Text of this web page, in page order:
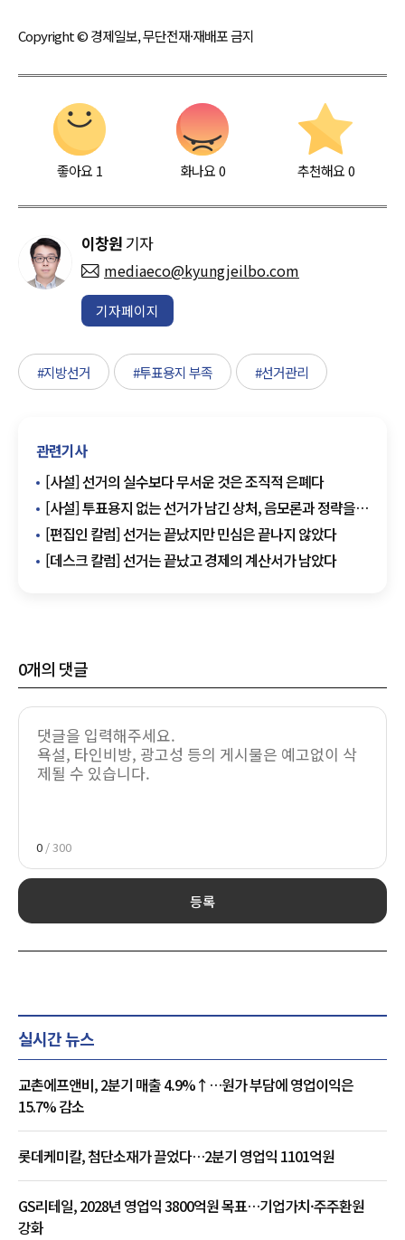
Copyright © 경제일보, 무단전재·재배포 금지
좋아요 1 화나요0 추천해요 0
이창원 기자
mediaeco@kyungjeilbo.com
기자페이지
#지방선거 #투표용지 부족 #선거관리
관련기사
[사설] 선거의 실수보다 무서운 것은 조직적 은폐다
[사설] 투표용지 없는 선거가 남긴 상처, 음모론과 정략을
넘어 시스템 개혁이 먼저다
[편집인 칼럼] 선거는 끝났지만 민심은 끝나지 않았다
[데스크 칼럼] 선거는 끝났고 경제의 계산서가 남았다
0개의 댓글
0 / 300
등록
실시간 뉴스
교촌에프앤비, 2분기 매출 4.9%↑…원가 부담에 영업이익은
15.7% 감소
롯데케미칼, 첨단소재가 끌었다…2분기 영업익 1101억원
GS리테일, 2028년 영업익 3800억원 목표…기업가치·주주환원
강화